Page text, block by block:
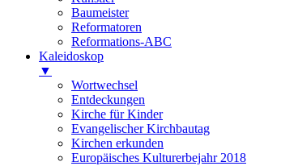
Baumeister
Reformatoren
Reformations-ABC
Kaleidoskop
▼
Wortwechsel
Entdeckungen
Kirche für Kinder
Evangelischer Kirchbautag
Kirchen erkunden
Europäisches Kulturerbejahr 2018